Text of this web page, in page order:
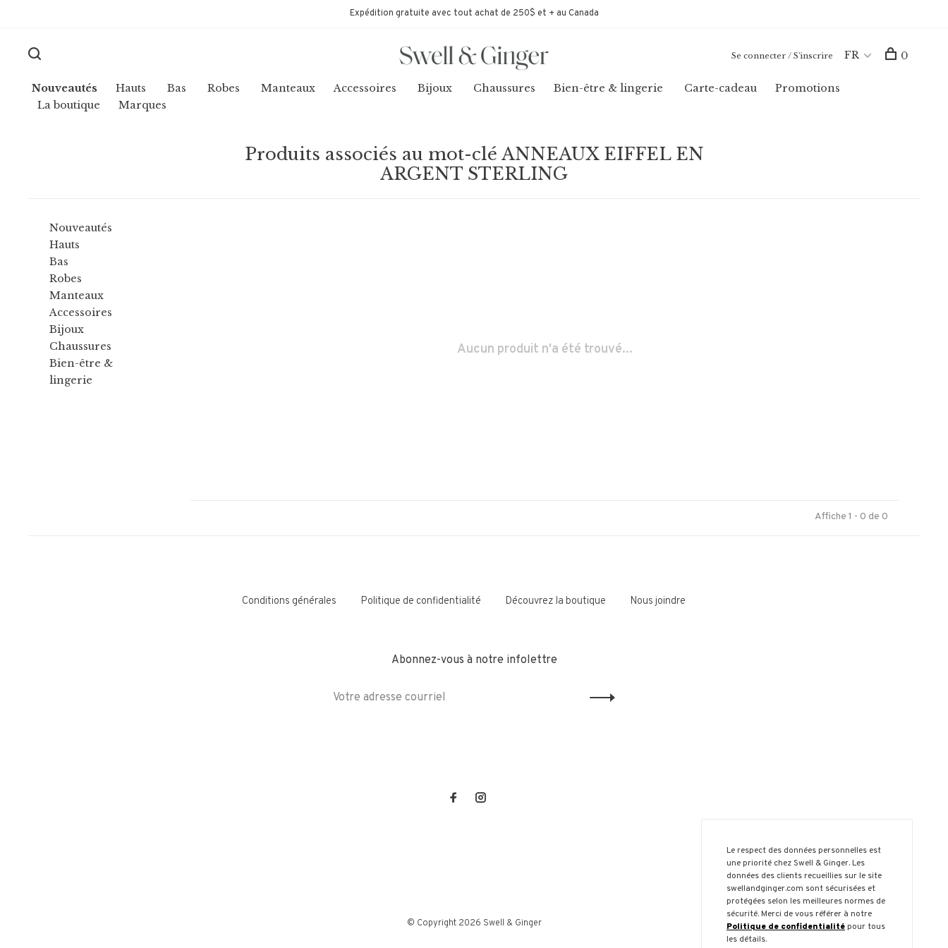
Expédition gratuite avec tout achat de 250$ et + au Canada
Nouveautés Hauts Bas Robes Manteaux Accessoires Bijoux Chaussures Bien-être & lingerie Carte-cadeau
Promotions
La boutique
Marques
Se connecter / S'inscrire FR 0
Produits associés au mot-clé ANNEAUX EIFFEL EN
ARGENT STERLING
Nouveautés
Hauts
Bas
Robes
Manteaux
Accessoires
Bijoux
Chaussures
Bien-être &
lingerie
Aucun produit n'a été trouvé...
Affiche 1 - 0 de 0
Conditions générales Politique de confidentialité Découvrez la boutique Nous joindre
Abonnez-vous à notre infolettre
© Copyright 2026 Swell & Ginger
Le respect des données personnelles est
une priorité chez Swell & Ginger. Les
données des clients recueillies sur le site
swellandginger.com sont sécurisées et
protégées selon les meilleures normes de
sécurité. Merci de vous référer à notre
Politique de confidentialitépour tous
les détails.